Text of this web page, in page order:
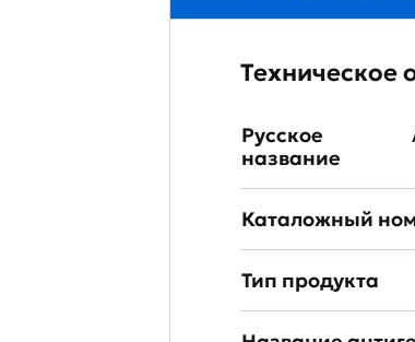
Техническое
Русское
название
Каталожный
Тип продукта